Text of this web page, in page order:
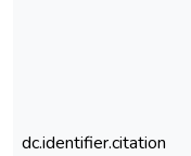
dc.identifier.citation